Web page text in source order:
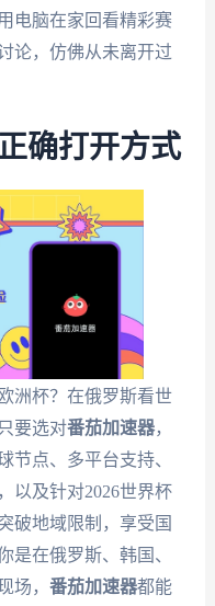
电脑在家回看精彩赛
论，仿佛从未离开过
确打开方式
洲杯？在俄罗斯看世
要选对番茄加速器，
节点、多平台支持、
以及针对2026世界杯
破地域限制，享受国
是在俄罗斯、韩国、
场， 番茄加速器都能